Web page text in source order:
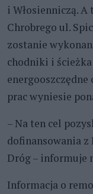
i Włosienniczą. A
Chrobrego ul.
zostanie
chodniki i ścieżka
prac wyniesie
– Na ten cel
dofinansowania z
Dróg – informuje
Informacja o